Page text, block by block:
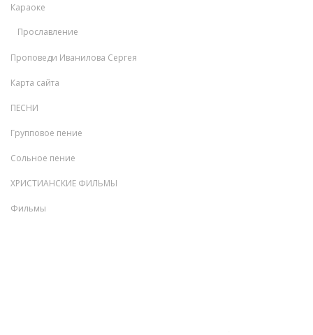
Караоке
Прославление
Проповеди Иванилова Сергея
Карта сайта
ПЕСНИ
Групповое пение
Сольное пение
ХРИСТИАНСКИЕ ФИЛЬМЫ
Фильмы